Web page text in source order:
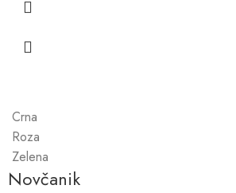
Crna
Roza
Zelena
Novčanik